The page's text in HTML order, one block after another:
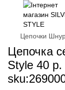
Цепочки
Цепочка
Style 40